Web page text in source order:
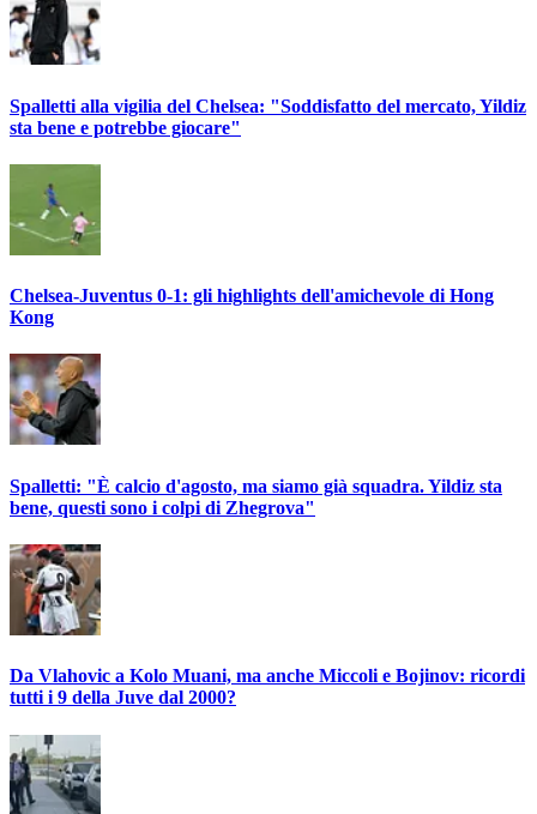
Spalletti alla vigilia del Chelsea: "Soddisfatto del mercato, Yildiz
sta bene e potrebbe giocare"
Chelsea-Juventus 0-1: gli highlights dell'amichevole di Hong
Kong
Spalletti: "È calcio d'agosto, ma siamo già squadra. Yildiz sta
bene, questi sono i colpi di Zhegrova"
Da Vlahovic a Kolo Muani, ma anche Miccoli e Bojinov: ricordi
tutti i 9 della Juve dal 2000?